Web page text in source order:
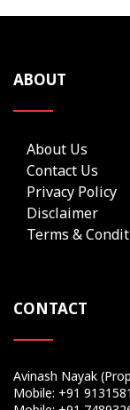
ABOUT
About Us
Contact Us
Privacy Policy
Disclaimer
Terms &
CONTACT
Avinash Nayak
Mobile: +91